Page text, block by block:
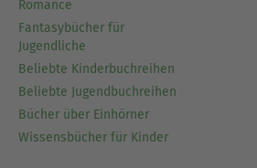
Romance
Fantasybücher für
Jugendliche
Beliebte Kinderbuchreihen
Beliebte Jugendbuchreihen
Bücher über Einhörner
Wissensbücher für Kinder